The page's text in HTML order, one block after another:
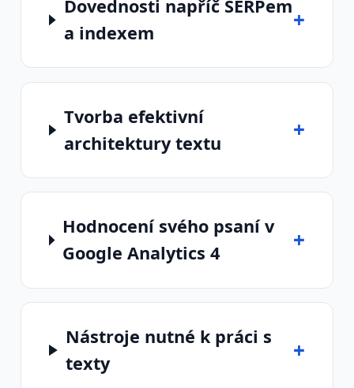
Dovednosti napříč SERPem
a indexem
+
Tvorba efektivní
architektury textu
+
Hodnocení svého psaní v
Google Analytics 4
+
Nástroje nutné k práci s
texty
+